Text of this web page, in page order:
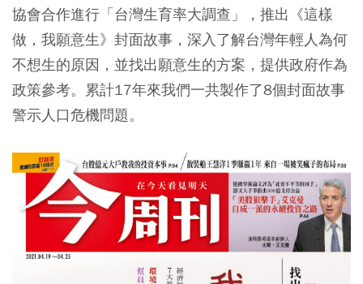
協會合作進行「台灣生育率大調查」，推出《這樣
做，我願意生》封面故事，深入了解台灣年輕人為何
不想生的原因，並找出願意生的方案，提供政府作為
政策參考。累計17年來我們一共製作了8個封面故事
警示人口危機問題。